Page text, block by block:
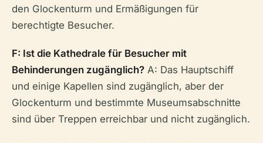
den Glockenturm und Ermäßigungen für
berechtigte Besucher.
F: Ist die Kathedrale für Besucher mit
Behinderungen zugänglich? A: Das Hauptschiff
und einige Kapellen sind zugänglich, aber der
Glockenturm und bestimmte Museumsabschnitte
sind über Treppen erreichbar und nicht zugänglich.